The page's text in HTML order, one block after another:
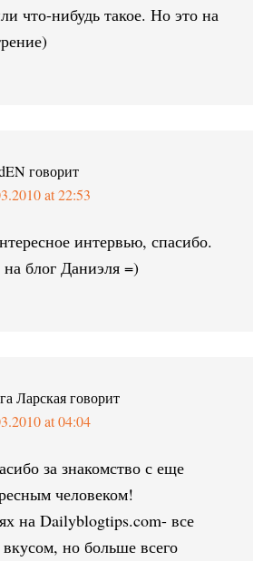
что-нибудь такое. Но это на
говорит
at 22:53
интервью, спасибо.
блог Даниэля =)
Ларская говорит
at 04:04
за знакомство с еще
человеком!
на Dailyblogtips.com- все
но больше всего